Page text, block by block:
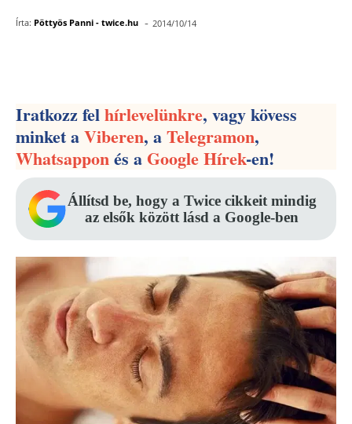
Írta: Pöttyös Panni - twice.hu - 2014/10/14
Iratkozz felhírlevelünkre, vagy kövess
minket aViberen, aTelegramon,
Whatsapponés aGoogle Hírek-en!
Állítsd be, hogy a Twice cikkeit mindig
az elsők között lásd a Google-ben